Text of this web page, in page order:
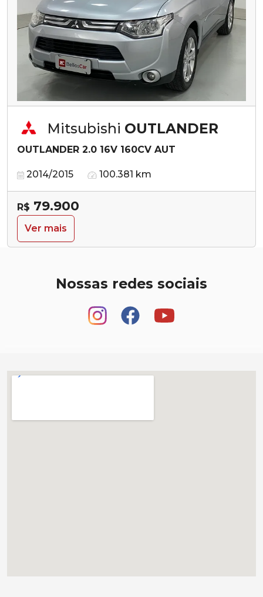
Mitsubishi OUTLANDER
OUTLANDER 2.0 16V 160CV AUT
2014/2015 100.381 km
R$ 79.900
Ver mais
Nossas redes sociais